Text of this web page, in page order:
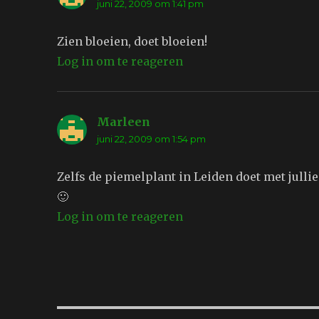
juni 22, 2009 om 1:41 pm
Zien bloeien, doet bloeien!
Log in om te reageren
Marleen
juni 22, 2009 om 1:54 pm
Zelfs de piemelplant in Leiden doet met jullie
🙂
Log in om te reageren